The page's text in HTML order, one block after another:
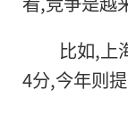
比如,上
4分,今年则